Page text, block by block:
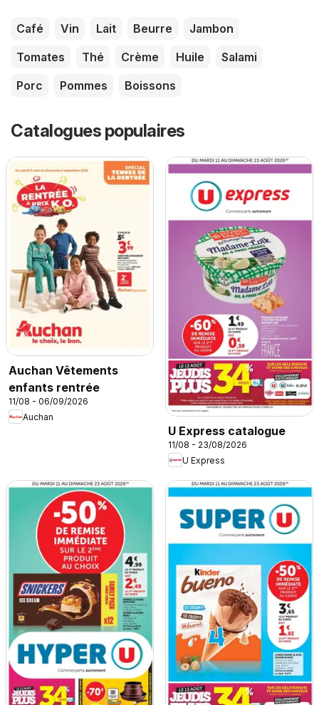
Café Vin Lait Beurre
Jambon
Tomates
Thé Crème Huile
Salami
Porc
Pommes Boissons
Catalogues populaires
Auchan Vêtements
enfants rentrée
11/08 - 06/09/2026
Auchan
U Express catalogue
11/08 - 23/08/2026
U Express